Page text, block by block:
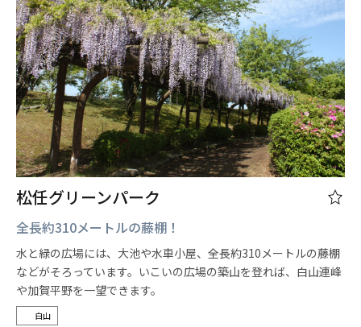
松任グリーンパーク
全長約310メートルの藤棚！
水と緑の広場には、大池や水車小屋、全長約310メートルの藤棚
などがそろっています。いこいの広場の築山を登れば、白山連峰
や加賀平野を一望できます。
白山